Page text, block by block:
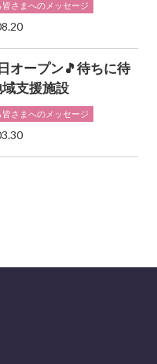
皆さまへのメッセージ
オープン🎵待ちに待
域支援施設
皆さまへのメッセージ